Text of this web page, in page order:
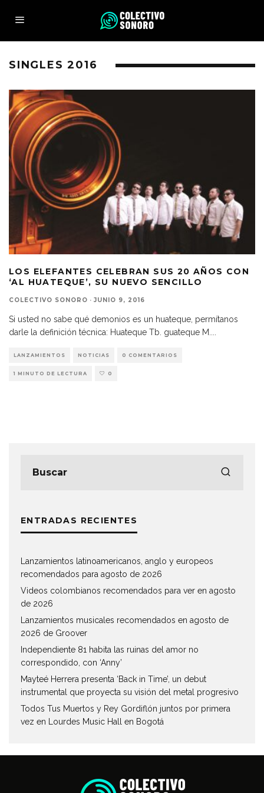
SINGLES 2016
LOS ELEFANTES CELEBRAN SUS 20 AÑOS CON
‘AL HUATEQUE’, SU NUEVO SENCILLO
COLECTIVO SONORO · JUNIO 9, 2016
Si usted no sabe qué demonios es un huateque, permítanos
darle la definición técnica: Huateque Tb. guateque M.
LANZAMIENTOS NOTICIAS 0 COMENTARIOS
1 MINUTO DE LECTURA 0
ENTRADAS RECIENTES
Lanzamientos latinoamericanos, anglo y europeos
recomendados para agosto de 2026
Videos colombianos recomendados para ver en agosto
de 2026
Lanzamientos musicales recomendados en agosto de
2026 de Groover
Independiente 81 habita las ruinas del amor no
correspondido, con ‘Anny’
Mayteé Herrera presenta ‘Back in Time’, un debut
instrumental que proyecta su visión del metal progresivo
Todos Tus Muertos y Rey Gordiflón juntos por primera
vez en Lourdes Music Hall en Bogotá